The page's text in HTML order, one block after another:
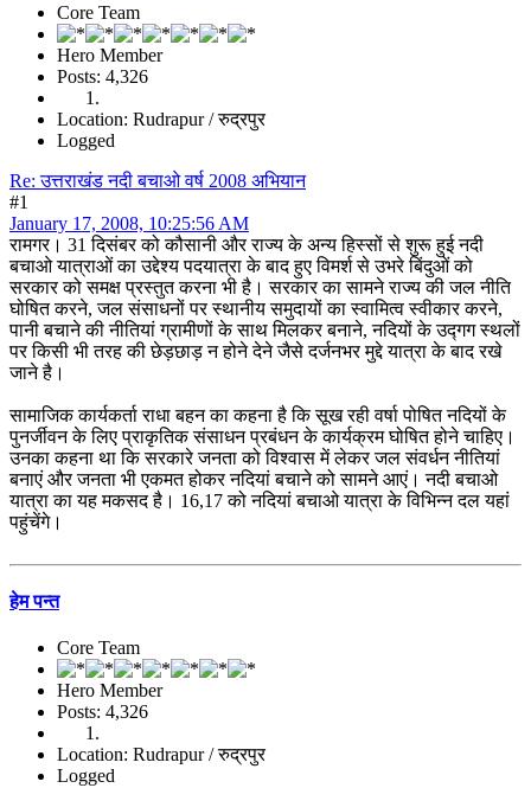
Core Team
Hero Member
Posts: 4,326
Location: Rudrapur / रुद्रपुर
Logged
Re: उत्तराखंड नदी बचाओ वर्ष 2008 अभियान
#1
January 17, 2008, 10:25:56 AM
रामगर। 31 दिसंबर को कौसानी और राज्य के अन्य हिस्सों से शुरू हुई नदी
बचाओ यात्राओं का उद्देश्य पदयात्रा के बाद हुए विमर्श से उभरे बिंदुओं को
सरकार को समक्ष प्रस्तुत करना भी है। सरकार का सामने राज्य की जल नीति
घोषित करने, जल संसाधनों पर स्थानीय समुदायों का स्वामित्व स्वीकार करने,
पानी बचाने की नीतियां ग्रामीणों के साथ मिलकर बनाने, नदियों के उद्गग स्थलों
पर किसी भी तरह की छेड़छाड़ न होने देने जैसे दर्जनभर मुद्दे यात्रा के बाद रखे
जाने है।
सामाजिक कार्यकर्ता राधा बहन का कहना है कि सूख रही वर्षा पोषित नदियों के
पुनर्जीवन के लिए प्राकृतिक संसाधन प्रबंधन के कार्यक्रम घोषित होने चाहिए।
उनका कहना था कि सरकारे जनता को विश्वास में लेकर जल संवर्धन नीतियां
बनाएं और जनता भी एकमत होकर नदियां बचाने को सामने आएं। नदी बचाओ
यात्रा का यह मकसद है। 16,17 को नदियां बचाओ यात्रा के विभिन्न दल यहां
पहुंचेंगे।
हेम पन्त
Core Team
Hero Member
Posts: 4,326
Location: Rudrapur / रुद्रपुर
Logged